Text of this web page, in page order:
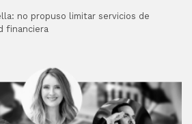
no propuso limitar servicios de
financiera